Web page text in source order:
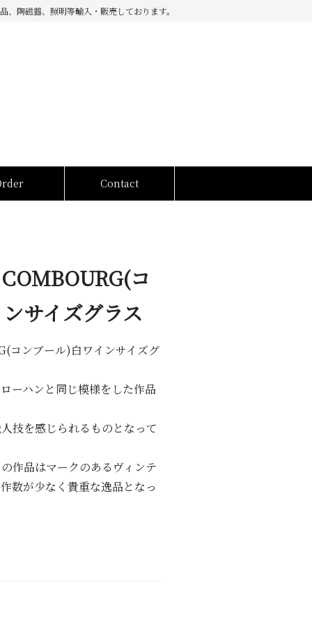
陶磁器、照明等輸入・販売しております。
Contact
コ
サイズグラス
コンブール)白ワインサイズグ
ーハンと同じ模様をした作品
技を感じられるものとなって
作品はマークのあるヴィンテ
数が少なく貴重な逸品となっ